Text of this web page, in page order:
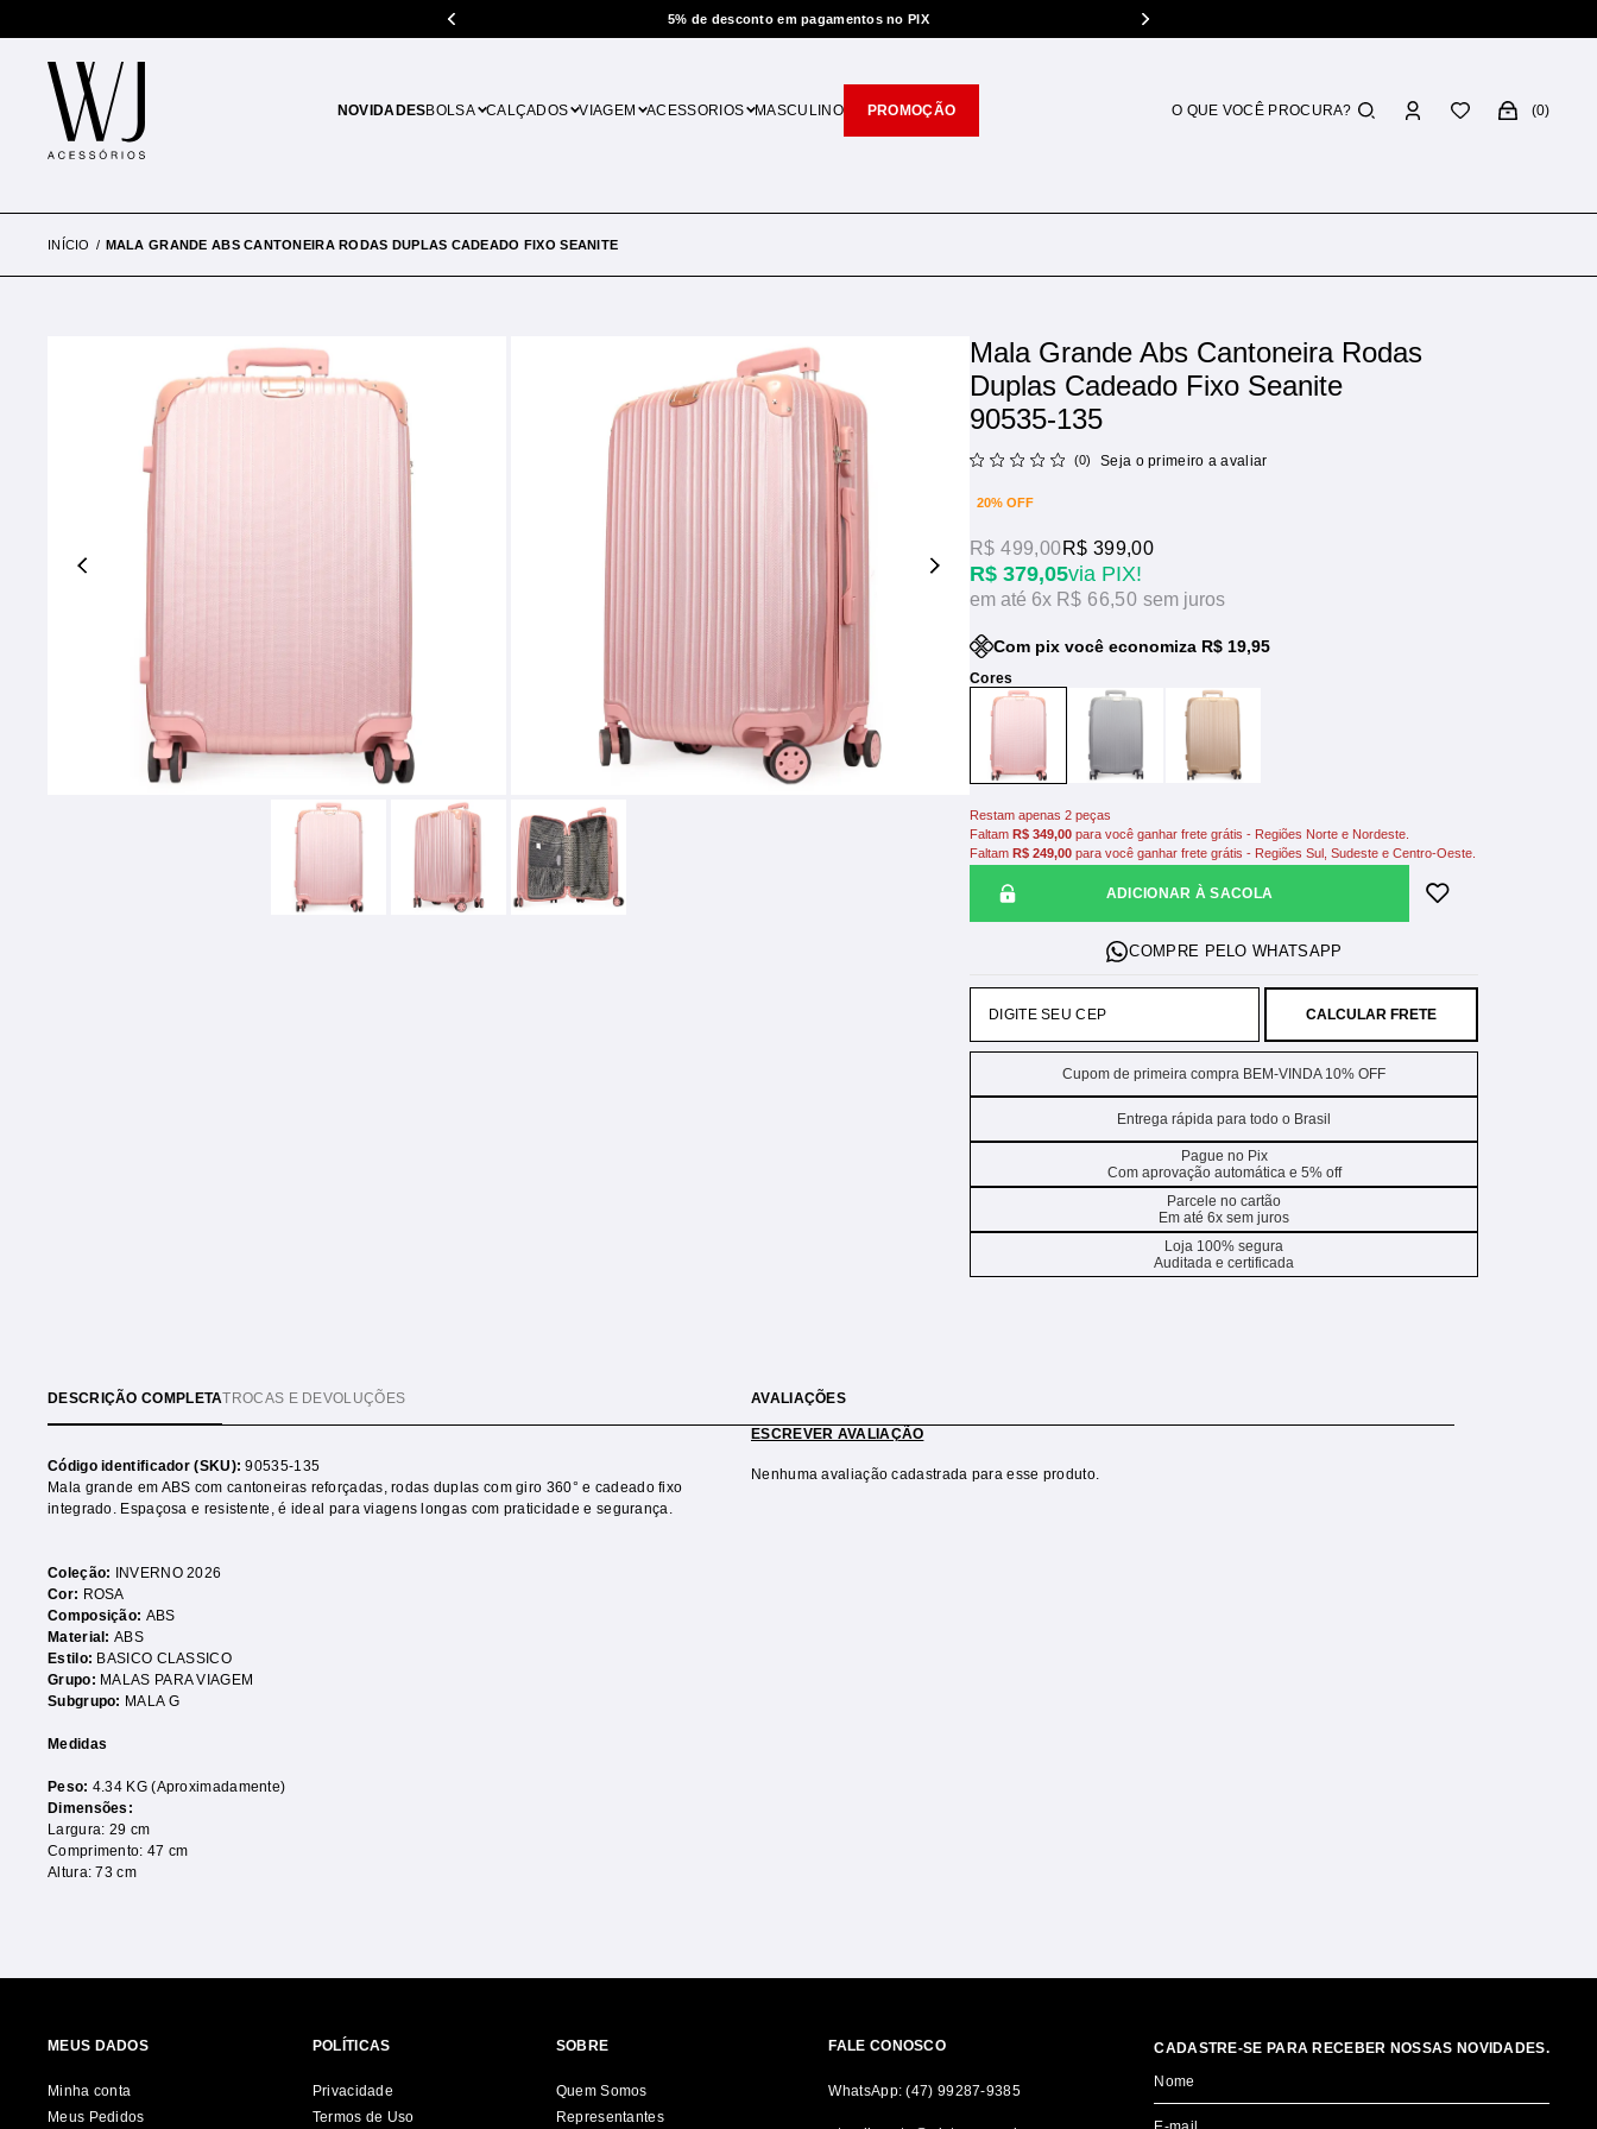
5% de desconto em pagamentos no PIX
NOVIDADESBOLSA CALÇADOS VIAGEM ACESSORIOS MASCULINO PROMOÇÃO 0
INÍCIO MALA GRANDE ABS CANTONEIRA RODAS DUPLAS CADEADO FIXO SEANITE
Mala Grande Abs Cantoneira Rodas
Duplas Cadeado Fixo Seanite
90535-135
(0) Seja o primeiro a avaliar
20% OFF
R$ 379,05via PIX!
R$ 499,00R$ 399,00
6x R$ 66,50 sem juros
Com pix você economiza R$ 19,95
ADICIONAR À SACOLA
Restam apenas 2 peças
Faltam R$ 349,00 para você ganhar frete grátis - Regiões Norte e Nordeste.
Faltam R$ 249,00 para você ganhar frete grátis - Regiões Sul, Sudeste e Centro-Oeste.
CALCULAR FRETE
Cupom de primeira compra BEM-VINDA 10% OFF
Entrega rápida para todo o Brasil
Pague no Pix
Com aprovação automática e 5% off
Parcele no cartão
Em até 6x sem juros
Loja 100% segura
Auditada e certificada
DESCRIÇÃO COMPLETATROCAS E DEVOLUÇÕES
Código identificador (SKU): 90535-135
Mala grande em ABS com cantoneiras reforçadas, rodas duplas com giro 360° e cadeado fixo
integrado. Espaçosa e resistente, é ideal para viagens longas com praticidade e segurança.
Coleção:
INVERNO 2026
Cor: ROSA
Composição: ABS
Material: ABS
Estilo: BASICO CLASSICO
Grupo: MALAS PARA VIAGEM
Subgrupo: MALA G
Medidas
Peso: 4.34 KG (Aproximadamente)
Dimensões:
Largura: 29 cm
Comprimento: 47 cm
Altura: 73 cm
AVALIAÇÕES
ESCREVER AVALIAÇÃO
Nenhuma avaliação cadastrada para esse produto.
MEUS DADOS
Minha conta
Meus Pedidos
POLÍTICAS
Privacidade
Termos de Uso
SOBRE
Quem Somos
Representantes
FALE CONOSCO
WhatsApp: (47) 99287-9385
CADASTRE-SE PARA RECEBER NOSSAS NOVIDADES.
Nome